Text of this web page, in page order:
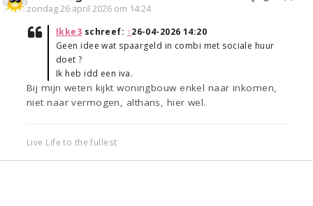
zondag 26 april 2026 om 14:24
Ikke3 schreef: ↑26-04-2026 14:20
Geen idee wat spaargeld in combi met sociale huur
doet ?
Ik heb idd een iva.
Bij mijn weten kijkt woningbouw enkel naar inkomen,
niet naar vermogen, althans, hier wel.
Live Life to the fullest